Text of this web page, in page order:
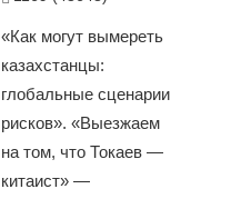
«Как могут вымереть
казахстанцы:
глобальные сценарии
рисков». «Выезжаем
на том, что Токаев —
китаист» —